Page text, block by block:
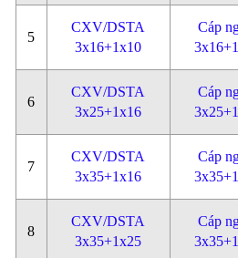
5
CXV/DSTA
3x16+1x10
Cáp
6
CXV/DSTA
3x25+1x16
Cáp
7
CXV/DSTA
3x35+1x16
Cáp
8
CXV/DSTA
3x35+1x25
Cáp